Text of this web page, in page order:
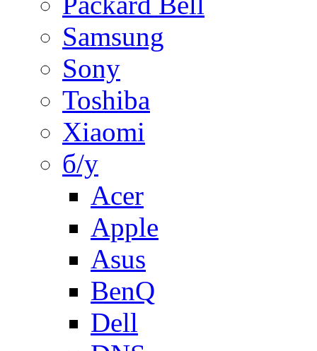
Samsung
Sony
Toshiba
Xiaomi
б/у
Acer
Apple
Asus
BenQ
Dell